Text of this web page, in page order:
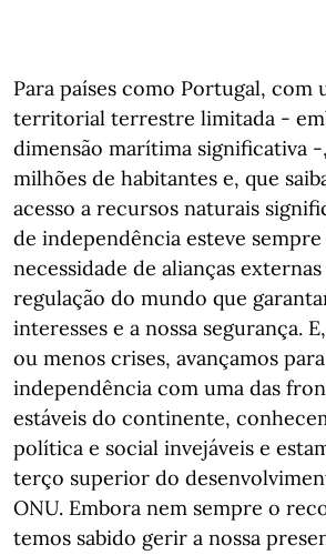
Para países como Portugal, com
territorial terrestre limitada -
dimensão marítima significativa -
milhões de habitantes e, que
acesso a recursos naturais
de independência esteve sempre
necessidade de alianças
regulação do mundo que
interesses e a nossa segurança.
ou menos crises, avançamos
independência com uma das
estáveis do continente,
política e social invejáveis e
terço superior do
ONU. Embora nem sempre o
temos sabido gerir a nossa